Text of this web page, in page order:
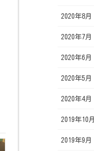
2020年8月
2020年7月
2020年6月
2020年5月
2020年4月
2019年10月
2019年9月